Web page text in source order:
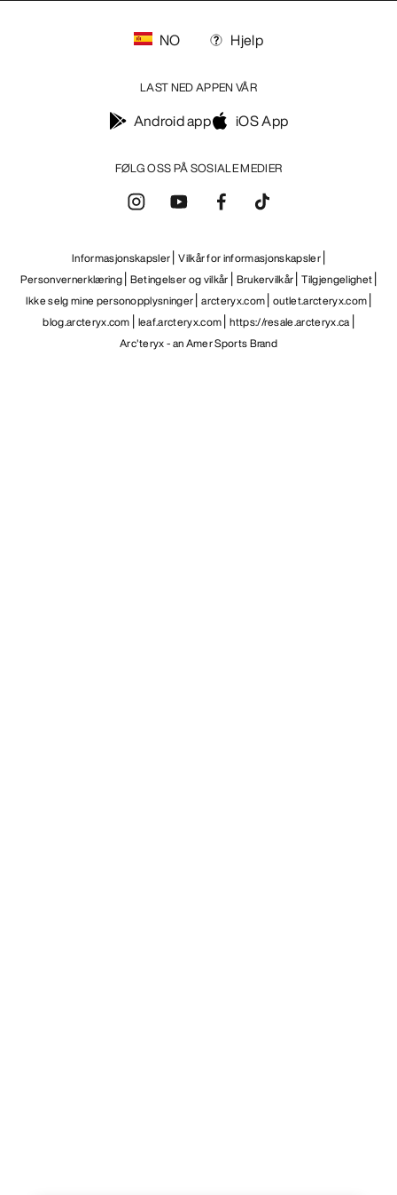
FØLG OSS PÅ SOSIALE MEDIER
NO Hjelp
LAST NED APPEN VÅR
Android app iOS App
Informasjonskapsler Vilkår for informasjonskapsler
Personvernerklæring Betingelser og vilkår Brukervilkår Tilgjengelighet
Ikke selg mine personopplysninger arcteryx.com outlet.arcteryx.com
blog.arcteryx.com leaf.arcteryx.com https://resale.arcteryx.ca
Arc'teryx - an Amer Sports Brand